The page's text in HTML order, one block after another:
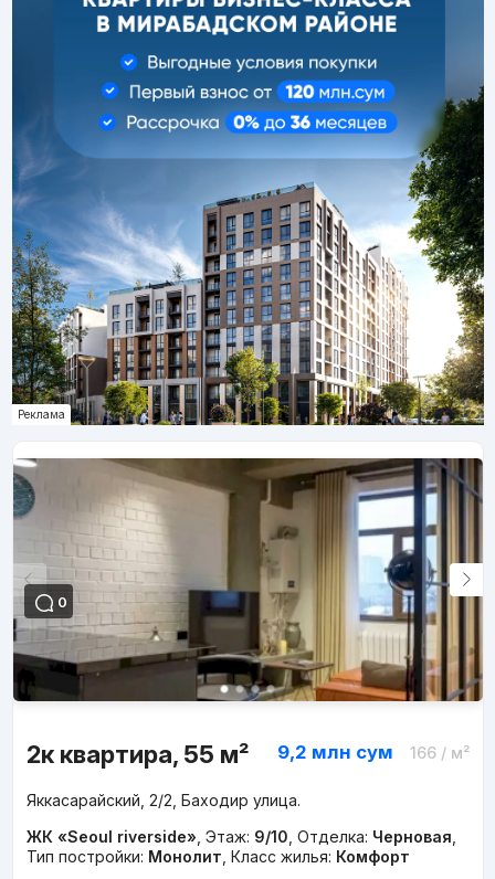
Реклама
0
2к квартира, 55 м² 9,2 млн сум 166/ м²
Яккасарайский, 2/2, Баходир улица.
ЖК «Seoul riverside» Этаж: 9/10 Отделка: Черновая
Тип постройки: Монолит Класс жилья: Комфорт